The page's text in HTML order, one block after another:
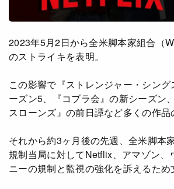
アニ
リア
日本語吹
その他の
Netflix・VOD総合
…
Netflix 吹
Netflixオリ
2023年5月2日から全米脚本家組合（
のストライキを表明。
この影響で『ストレンジャー・シン
ーズン5、『コブラ会』の新シーズン
スローンズ』の前日譚など多くの作品
それから約3ヶ月後の先週、全米脚本
規制当局に対してNetflix、アマゾン、
ニーの規制と監視の強化を訴えるため